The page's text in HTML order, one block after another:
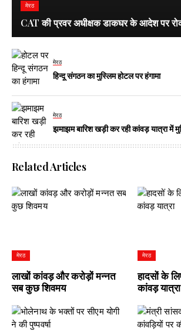
मेरठ
CAT की प्रवर अधीक्षक डाकघर के आदेश पर
मेरठ
हिन्दू संगठन का मुस्लिम होटल पर हंगामा
मेरठ
झमाझम बारिश खड़ी कर रही कांवड़ यात्रा में
Related Articles
मेरठ
लाखों कांवड़ और करोड़ों मन्नत
सब कुछ शिवमय
मेरठ
हादसों के
कांवड़ यात्रा